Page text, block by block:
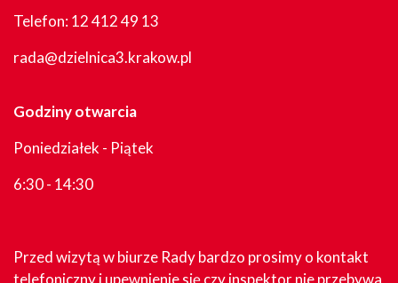
Telefon:12 412 49 13
rada@dzielnica3.krakow.pl
Godziny otwarcia
Poniedziałek - Piątek
6:30 - 14:30
Przed wizytą w biurze Rady bardzo prosimy o kontakt
telefoniczny i upewnienie się czy inspektor nie przebywa